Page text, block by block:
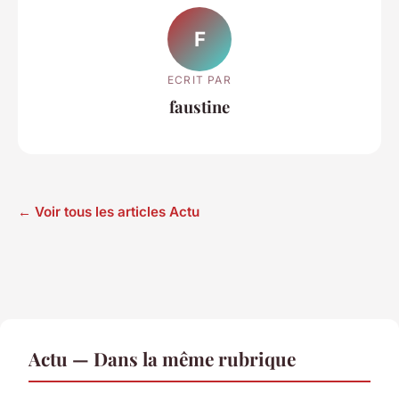
F
ECRIT PAR
faustine
← Voir tous les articles Actu
Actu — Dans la même rubrique